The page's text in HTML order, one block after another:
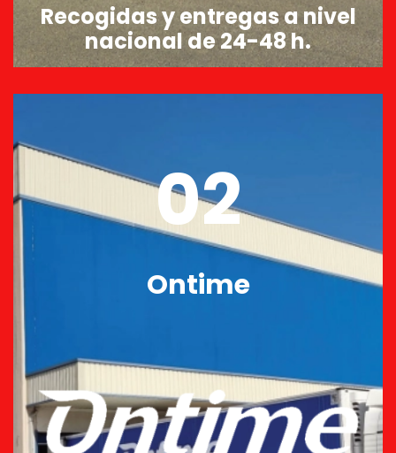
Recogidas y entregas a nivel
nacional de 24-48 h.
02
Ontime